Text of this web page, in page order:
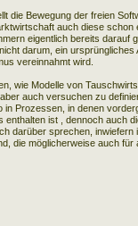
die Bewegung der freien
auch diese schon
eigentlich bereits darauf
darum, ein
vereinnahmt wird.
wie Modelle von
auch versuchen zu
in Prozessen, in denen
enthalten ist , dennoch auch
darüber sprechen,
die möglicherweise auch